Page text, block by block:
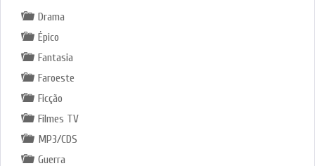
Drama
Épico
Fantasia
Faroeste
Ficção
Filmes TV
MP3/CDS
Guerra